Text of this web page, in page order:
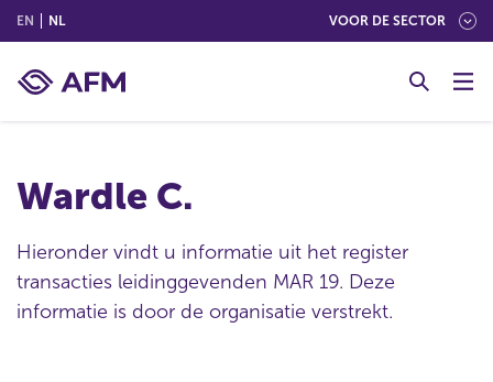
EN (ENGLISH)
NL(NEDERLANDS (NEDERLAND)) VOOR DE SECTOR
Wardle C.
Hieronder vindt u informatie uit het register
transacties leidinggevenden MAR 19. Deze
informatie is door de organisatie verstrekt.